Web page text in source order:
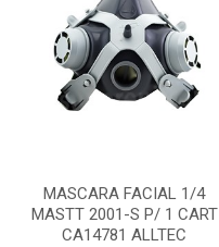
MASCARA FACIAL 1/4
MASTT 2001-S P/ 1 CART
CA14781 ALLTEC